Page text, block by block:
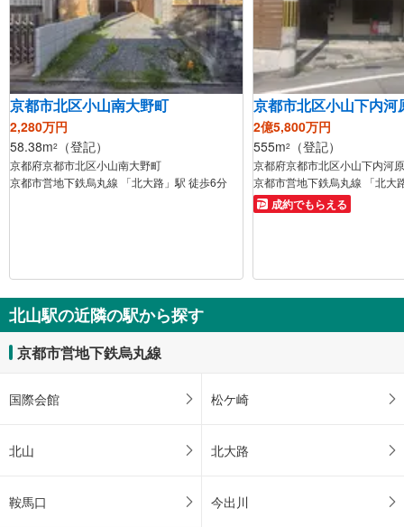
京都市北区小山南大野町
2,280万円
58.38m2 （登記）
京都府京都市北区小山南大野町
京都市営地下鉄烏丸線 「北大路」駅 徒歩6分
京都市北区小山下内河
2億5,800万円
555m2 （登記）
京都府京都市北区小山下内河
京都市営地下鉄烏丸線 「北大
成約でもらえる
北山駅の近隣の駅から探す
京都市営地下鉄烏丸線
国際会館 松ケ崎
北山 北大路
鞍馬口 今出川